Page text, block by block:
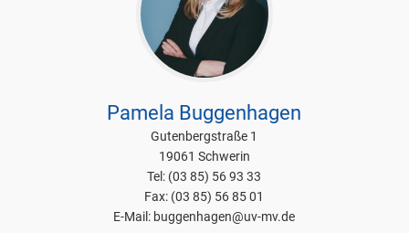
Pamela Buggenhagen
Gutenbergstraße 1
19061 Schwerin
Tel: (03 85) 56 93 33
Fax: (03 85) 56 85 01
E-Mail: buggenhagen@uv-mv.de